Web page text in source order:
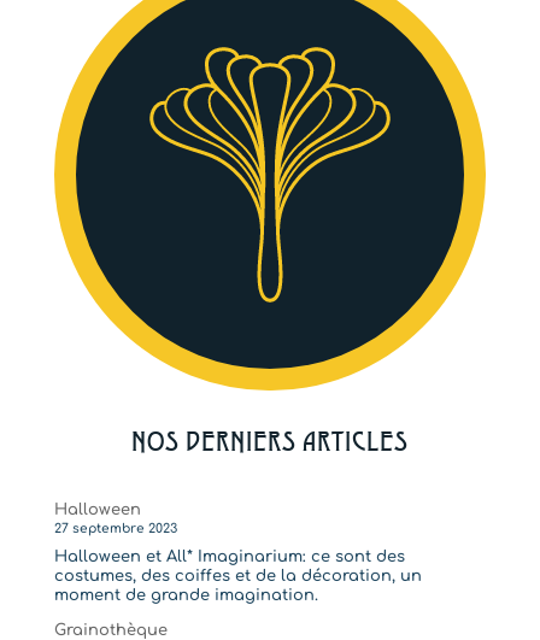
NOS DERNIERS ARTICLES
Halloween
27 septembre 2023
Halloween et All* Imaginarium: ce sont des
costumes, des coiffes et de la décoration, un
moment de grande imagination.
Grainothèque